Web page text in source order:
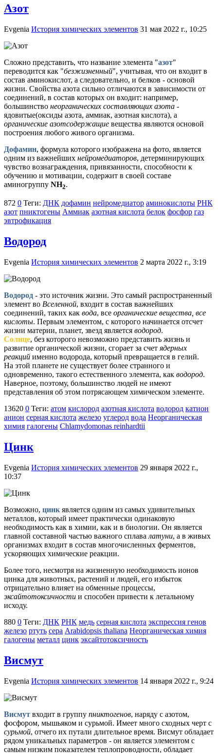
Азот
Evgenia История химических элементов 31 мая 2022 г., 10:25
Сложно представить, что название элемента "азот"
переводится как "безжизненный", учитывая, что он входит в
состав аминокислот, а следовательно, и белков - основой
жизни. Свойства азота сильно отличаются в зависимости от
соединений, в состав которых он входит: например,
большинство неорганических составляющих азота -
ядовитые(оксиды азота, аммиак, азотная кислота), а
органические азотсодержащие вещества являются основой
построения любого живого организма.
Дофамин, формула которого изображена на фото, является
одним из важнейших нейромедиаторов, детерминирующих
чувство вознаграждения, привязанности, способности к
обучению и мотивации, содержит в своей составе
аминогруппу NH2.
872 0 Теги: ДНК дофамин нейромедиатор аминокислоты РНК
азот пниктогены Аммиак азотная кислота белок фосфор газ
эвтрофикация
Водород
Evgenia История химических элементов 2 марта 2022 г., 3:19
Водород - это источник жизни. Это самый распространенный
элемент во Вселенной, входит в состав важнейших
соединений, таких как вода, все органические вещества, все
кислоты. Первым элементом, с которого начинается отсчет
жизни материи, планет, звезд является водород.
Солнце, без которого невозможно представить жизнь и
развитие органической жизни, сгорает за счет ядерных
реакций именно водорода, который превращается в гелий.
На этой планете не существует более странного и
одновременно, такого естественного элемента, как водород.
Наверное, поэтому, большинство людей не имеют
представления об этом потрясающем химическом элементе.
13620 0 Теги: атом кислород азотная кислота водород катион
анион серная кислота железо углерод вода Неорганическая
химия галогены Chlamydomonas reinhardtii
Цинк
Evgenia История химических элементов 29 января 2022 г.,
10:37
Возможно, цинк является одним из самых удивительных
металлов, который имеет практически одинаковую
необходимость как в химии, как и в биологии. Он является
главной составной частью важного сплава латуни, а в живых
организмах входит в состав многочисленных ферментов,
ускоряющих химические реакции.
Более того, несмотря на жизненную необходимость ионов
цинка для животных, растений и людей, его избыток
отрицательно влияет на обменные процессы,
эксайтотоксичности и способен привести к летальному
исходу.
880 0 Теги: ДНК РНК медь серная кислота экспрессия генов
железо ртуть сера Arabidopsis thaliana Неорганическая химия
галогены металл цинк эксайтотоксичность
Висмут
Evgenia История химических элементов 14 января 2022 г., 9:24
Висмут входит в группу пниктогенов, наряду с азотом,
фосфором, мышьяком и сурьмой. Имеет много сходных черт с
сурьмой, отчего их путали длительное время. Висмут обладает
рядом уникальных параметров - он является элементом с
самым низким показателем теплопроводности, обладает